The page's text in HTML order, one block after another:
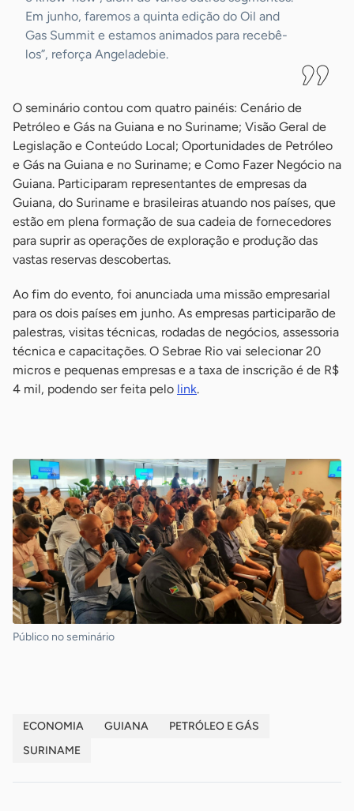
Em junho, faremos a quinta edição do Oil and
Gas Summit e estamos animados para recebê-
los”, reforça Angeladebie.
O seminário contou com quatro painéis: Cenário de
Petróleo e Gás na Guiana e no Suriname; Visão Geral de
Legislação e Conteúdo Local; Oportunidades de Petróleo
e Gás na Guiana e no Suriname; e Como Fazer Negócio na
Guiana. Participaram representantes de empresas da
Guiana, do Suriname e brasileiras atuando nos países, que
estão em plena formação de sua cadeia de fornecedores
para suprir as operações de exploração e produção das
vastas reservas descobertas.
Ao fim do evento, foi anunciada uma missão empresarial
para os dois países em junho. As empresas participarão de
palestras, visitas técnicas, rodadas de negócios, assessoria
técnica e capacitações. O Sebrae Rio vai selecionar 20
micros e pequenas empresas e a taxa de inscrição é de R$
4 mil, podendo ser feita pelo link.
Público no seminário
ECONOMIA GUIANA
PETRÓLEO E GÁS
SURINAME